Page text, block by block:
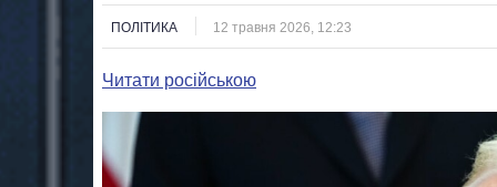
ПОЛІТИКА 12 травня 2026, 12:23
Читати російською